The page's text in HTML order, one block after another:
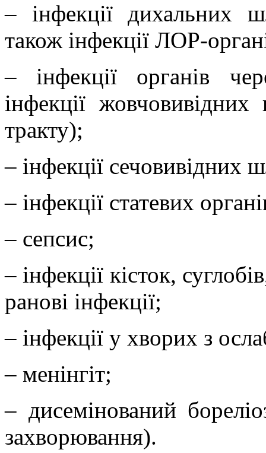
– інфекції дихальних
також інфекції ЛОР-
– інфекції органів
інфекції
тракту);
– інфекції сечовивідних
– інфекції статевих
– сепсис;
– інфекції кісток,
ранові інфекції;
– інфекції у хворих з
– менінгіт;
– дисемінований
захворювання).